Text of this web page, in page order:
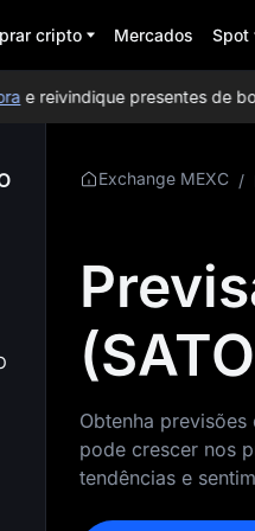
cripto Mercados Spot
e reivindique presentes de
Exchange MEXC /
Obtenha previsões
pode crescer nos
tendências e